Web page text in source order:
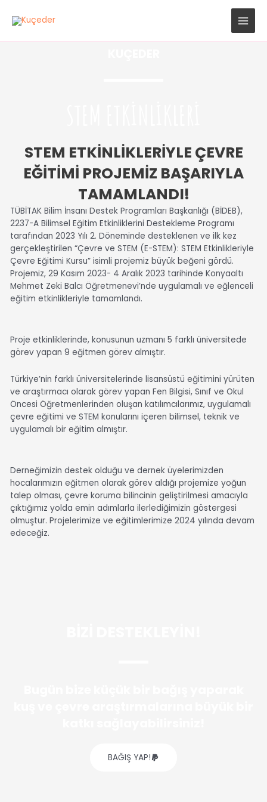
atla
MAIN
STEM ETKINLIKLERIYLE ÇEVRE
EĞITIMI PROJEMIZ BAŞARIYLA
TAMAMLANDI!
TÜBİTAK Bilim İnsanı Destek Programları Başkanlığı (BİDEB),
2237-A Bilimsel Eğitim Etkinliklerini Destekleme Programı
tarafından 2023 Yılı 2. Döneminde desteklenen ve ilk kez
gerçekleştirilen “Çevre ve STEM (E-STEM): STEM Etkinlikleriyle
Çevre Eğitimi Kursu” isimli projemiz büyük beğeni gördü.
Projemiz, 29 Kasım 2023- 4 Aralık 2023 tarihinde Konyaaltı
Mehmet Zeki Balcı Öğretmenevi’nde uygulamalı ve eğlenceli
eğitim etkinlikleriyle tamamlandı.
Proje etkinliklerinde, konusunun uzmanı 5 farklı üniversitede
görev yapan 9 eğitmen görev almıştır.
Türkiye’nin farklı üniversitelerinde lisansüstü eğitimini yürüten
ve araştırmacı olarak görev yapan Fen Bilgisi, Sınıf ve Okul
Öncesi Öğretmenlerinden oluşan katılımcılarımız, uygulamalı
çevre eğitimi ve STEM konularını içeren bilimsel, teknik ve
uygulamalı bir eğitim almıştır.
Derneğimizin destek olduğu ve dernek üyelerimizden
hocalarımızın eğitmen olarak görev aldığı projemize yoğun
talep olması, çevre koruma bilincinin geliştirilmesi amacıyla
çıktığımız yolda emin adımlarla ilerlediğimizin göstergesi
olmuştur. Projelerimize ve eğitimlerimize 2024 yılında devam
edeceğiz.
BAĞIŞ YAP!